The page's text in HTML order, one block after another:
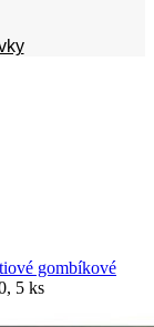
gombíkové
5 ks